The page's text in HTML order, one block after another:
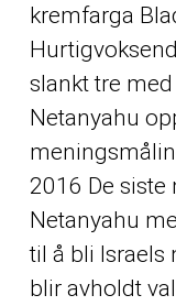
kremfarga
slankt tre
Netanyahu
2016 De
Netanyahu
til å bli Israels
blir avholdt